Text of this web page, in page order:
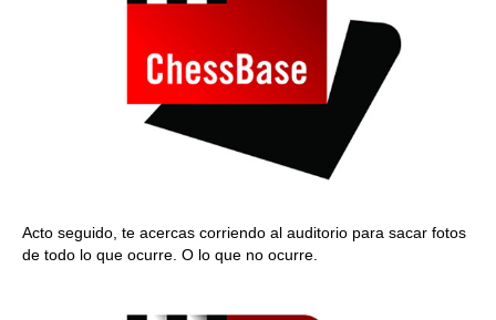
Acto seguido, te acercas corriendo al auditorio para sacar fotos
de todo lo que ocurre. O lo que no ocurre.